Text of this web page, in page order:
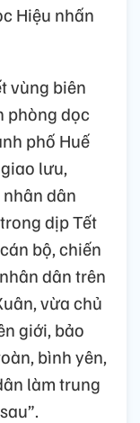
Hiệu nhấn
vùng biên
phòng dọc
phố Huế
lưu,
dân
dịp Tết
bộ, chiến
dân trên
vừa chủ
giới, bảo
bình yên,
làm trung